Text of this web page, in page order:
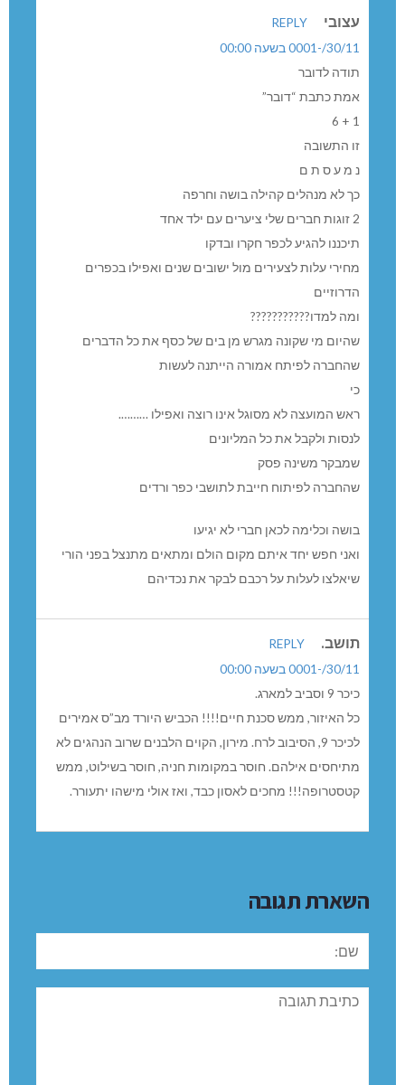
עצובי
REPLY
30/11/-0001 בשעה 00:00
תודה לדובר
אמת כתבת “דובר”
1 + 6
זו התשובה
נ מ ע ס ת ם
כך לא מנהלים קהילה בושה וחרפה
2 זוגות חברים שלי ציערים עם ילד אחד
תיכננו להגיע לכפר חקרו ובדקו
מחירי עלות לצעירים מול ישובים שנים ואפילו בכפרים
הדרוזיים
ומה למדו???????????
שהיום מי שקונה מגרש מן בים של כסף את כל הדברים
שהחברה לפיתח אמורה הייתנה לעשות
כי
ראש המועצה לא מסוגל אינו רוצה ואפילו ……….
לנסות ולקבל את כל המליונים
שמבקר משינה פסק
שהחברה לפיתוח חייבת לתושבי כפר ורדים
בושה וכלימה לכאן חברי לא יגיעו
ואני חפש יחד איתם מקום הולם ומתאים מתנצל בפני הורי
שיאלצו לעלות על רכבם לבקר את נכדיהם
תושב.
REPLY
30/11/-0001 בשעה 00:00
כיכר 9 וסביב למארג.
כל האיזור, ממש סכנת חיים!!!! הכביש היורד מב”ס אמירים
לכיכר 9, הסיבוב לרח. מירון, הקוים הלבנים שרוב הנהגים לא
מתיחסים אילהם. חוסר במקומות חניה, חוסר בשילוט, ממש
קטסטרופה!!! מחכים לאסון כבד, ואז אולי מישהו יתעורר.
השארת תגובה
שם:
תגובה